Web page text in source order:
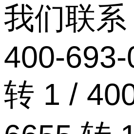
我们联系
400-
转 1 /